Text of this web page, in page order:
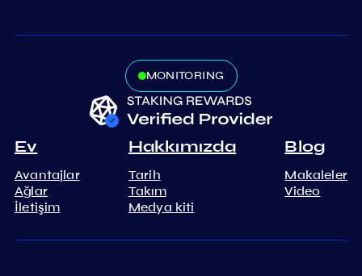
MONITORING
Ev
Avantajlar
Ağlar
İletişim
Hakkımızda
Tarih
Takım
Medya kiti
Blog
Makaleler
Video